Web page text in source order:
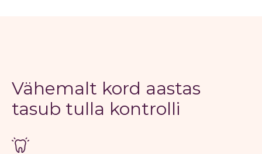
Vähemalt kord aastas
tasub tulla kontrolli